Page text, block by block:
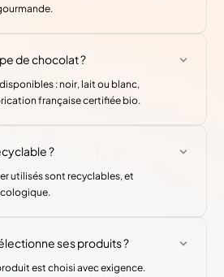
de chocolat ?
: noir, lait ou blanc,
française certifiée bio.
?
utilisés sont recyclables, et
ses produits ?
est choisi avec exigence.